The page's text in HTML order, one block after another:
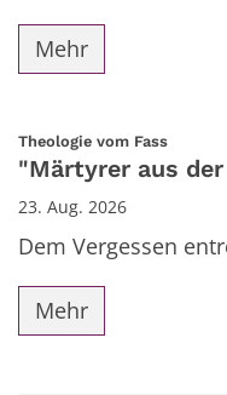
Mehr
Theologie vom Fass:
"Märtyrer aus
23. Aug. 2026
Dem Vergessen
Mehr